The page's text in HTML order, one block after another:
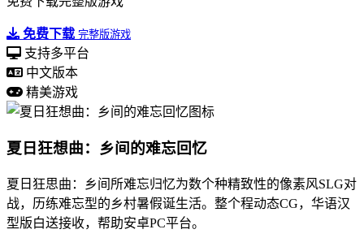
免费下载 完整版游戏
支持多平台
中文版本
精美游戏
夏日狂想曲：乡间的难忘回忆
夏日狂思曲：乡间所难忘归忆为数个种精致性的像素风SLG对
战，历练难忘型的乡村暑假诞生活。整个程动态CG，华语汉
型版白送接收，帮助安卓PC平台。